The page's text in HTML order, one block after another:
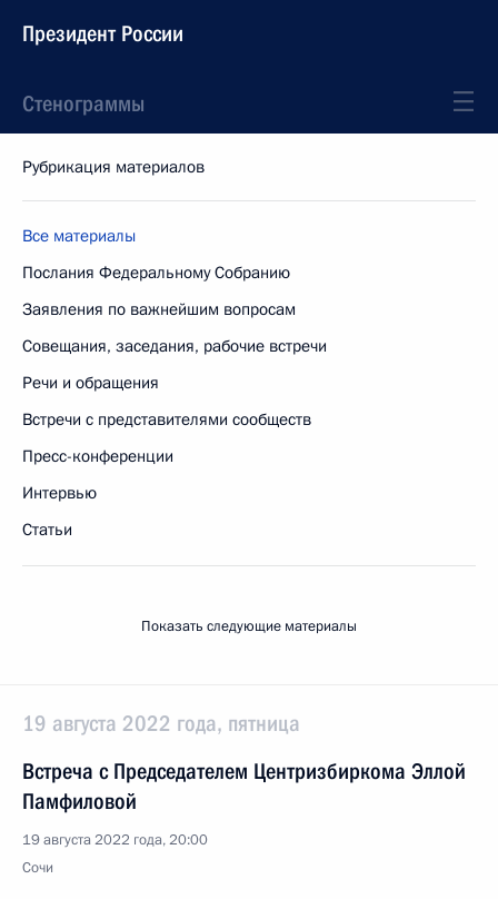
Президент России
Стенограммы
Рубрикация материалов
Все материалы
Послания Федеральному Собранию
Заявления по важнейшим вопросам
Совещания, заседания, рабочие встречи
Речи и обращения
Встречи с представителями сообществ
Пресс-конференции
Интервью
Статьи
Показать следующие материалы
19 августа 2022 года, пятница
Встреча с Председателем Центризбиркома Эллой
Памфиловой
19 августа 2022 года, 20:00
Сочи